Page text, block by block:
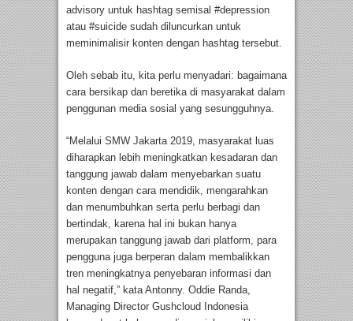
advisory untuk hashtag semisal #depression
atau #suicide sudah diluncurkan untuk
meminimalisir konten dengan hashtag tersebut.
Oleh sebab itu, kita perlu menyadari: bagaimana
cara bersikap dan beretika di masyarakat dalam
penggunan media sosial yang sesungguhnya.
“Melalui SMW Jakarta 2019, masyarakat luas
diharapkan lebih meningkatkan kesadaran dan
tanggung jawab dalam menyebarkan suatu
konten dengan cara mendidik, mengarahkan
dan menumbuhkan serta perlu berbagi dan
bertindak, karena hal ini bukan hanya
merupakan tanggung jawab dari platform, para
pengguna juga berperan dalam membalikkan
tren meningkatnya penyebaran informasi dan
hal negatif,” kata Antonny. Oddie Randa,
Managing Director Gushcloud Indonesia